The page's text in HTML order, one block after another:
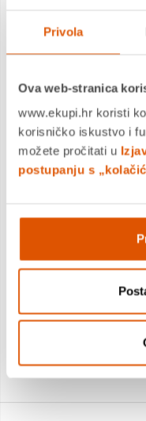
Privola
Ova web-stranica
www.ekupi.hr koristi
korisničko iskustvo i
možete pročitati u
postupanju s
MOGLO BI
Ravnalo,